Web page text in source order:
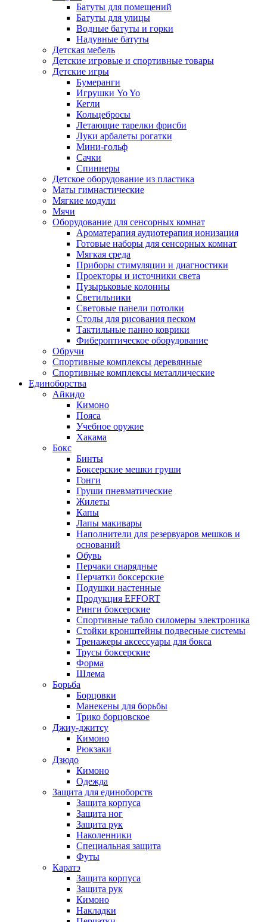
Батуты для помещений
Батуты для улицы
Водные батуты и горки
Надувные батуты
Детская мебель
Детские игровые и спортивные товары
Детские игры
Бумеранги
Игрушки Yo Yo
Кегли
Кольцебросы
Летающие тарелки фрисби
Луки арбалеты рогатки
Мини-гольф
Сачки
Спиннеры
Детское оборудование из пластика
Маты гимнастические
Мягкие модули
Мячи
Оборудование для сенсорных комнат
Ароматерапия аудиотерапия ионизация
Готовые наборы для сенсорных комнат
Мягкая среда
Приборы стимуляции и диагностики
Проекторы и источники света
Пузырьковые колонны
Светильники
Световые панели потолки
Столы для рисования песком
Тактильные панно коврики
Фибероптическое оборудование
Обручи
Спортивные комплексы деревянные
Спортивные комплексы металлические
Единоборства
Айкидо
Кимоно
Пояса
Учебное оружие
Хакама
Бокс
Бинты
Боксерские мешки груши
Гонги
Груши пневматические
Жилеты
Капы
Лапы макивары
Наполнители для резервуаров мешков и
оснований
Обувь
Перчаки снарядные
Перчатки боксерские
Подушки настенные
Продукция EFFORT
Ринги боксерские
Спортивные табло силомеры электроника
Стойки кронштейны подвесные системы
Тренажеры аксессуары для бокса
Трусы боксерские
Форма
Шлема
Борьба
Борцовки
Манекены для борьбы
Трико борцовское
Джиу-джитсу
Кимоно
Рюкзаки
Дзюдо
Кимоно
Одежда
Защита для единоборств
Защита корпуса
Защита ног
Защита рук
Наколенники
Специальная защита
Футы
Каратэ
Защита корпуса
Защита рук
Кимоно
Накладки